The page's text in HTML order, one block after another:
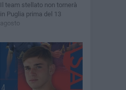
Il team stellato non tornerà
in Puglia prima del 13
agosto